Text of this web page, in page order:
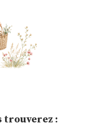
trouverez :